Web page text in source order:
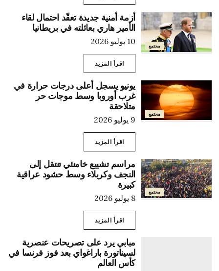
مجتمع
أزمة أمنية جديدة تعقّد احتمال لقاء
الأمير هاري بعائلته في بريطانيا
10 يوليو 2026
اقرأ المزيد
مجتمع
يونيو يسجل أعلى درجات حرارة في
غرب أوروبا وسط موجات حر
متلاحقة
9 يوليو 2026
اقرأ المزيد
مجتمع
مراسم تشييع خامنئي تنتقل إلى
النجف وكربلاء وسط حشود عراقية
كبيرة
8 يوليو 2026
اقرأ المزيد
مبابي يرد على تصريحات عنصرية
لسيناتورة باراغواي بعد فوز فرنسا في
كأس العالم